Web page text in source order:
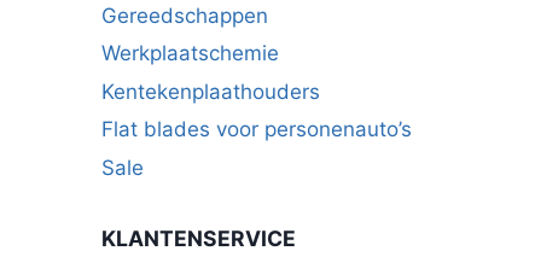
Gereedschappen
Werkplaatschemie
Kentekenplaathouders
Flat blades voor personenauto’s
Sale
KLANTENSERVICE